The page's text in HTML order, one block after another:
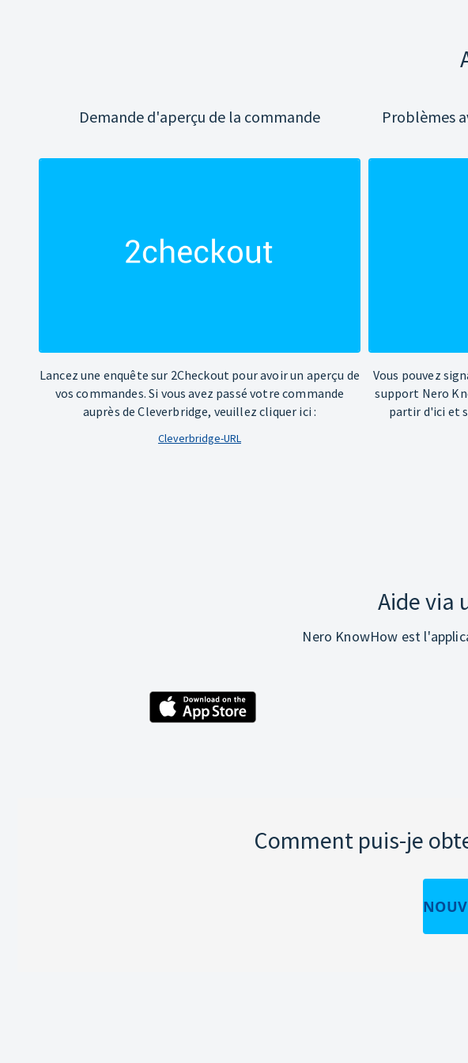
Demande d'aperçu de la commande
Lancez une enquête sur 2Checkout pour avoir un aperçu de
vos commandes. Si vous avez passé votre commande
auprès de Cleverbridge, veuillez cliquer ici :
Cleverbridge-URL
Problèmes
Vous pouvez
support Nero
partir d'ici et
Aide via
Nero KnowHow est
Comment puis-je